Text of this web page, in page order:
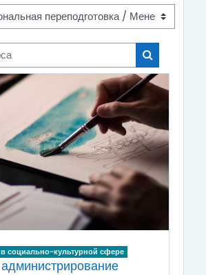
Поиск курса
социально-культурной сфере